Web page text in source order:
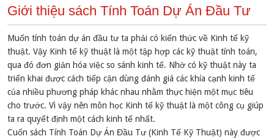
Giới thiệu sách Tính Toán Dự Án Đầu Tư
Muốn tính toán dự án đầu tư ta phải có kiến thức về Kinh tế kỹ
thuật. Vậy Kinh tế kỹ thuật là một tập hợp các kỹ thuật tính toán,
qua đó đơn giản hóa việc so sánh kinh tế. Nhờ có kỹ thuật này ta
triển khai được cách tiếp cận dùng đánh giá các khía cạnh kinh tế
của nhiều phương pháp khác nhau nhằm thực hiện một mục tiêu
cho trước. Vì vậy nên môn học Kinh tế kỹ thuật là một công cụ giúp
ta ra quyết định một cách kinh tế nhất.
Cuốn sách Tính Toán Dự Án Đầu Tư (Kinh Tế Kỹ Thuật) này được